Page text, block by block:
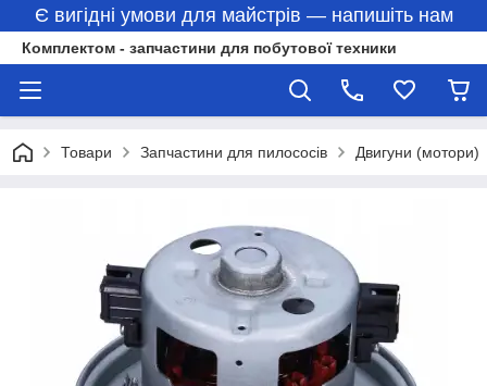
Є вигідні умови для майстрів — напишіть нам
Комплектом - запчастини для побутової техники
Товари Запчастини для пилососів Двигуни (мотори)